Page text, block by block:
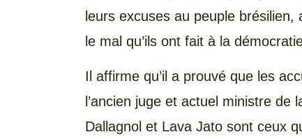
leurs excuses au peuple
le mal qu’ils ont fait à la
Il affirme qu’il a prouvé que les
l’ancien juge et actuel ministre de
Dallagnol et Lava Jato sont ceux